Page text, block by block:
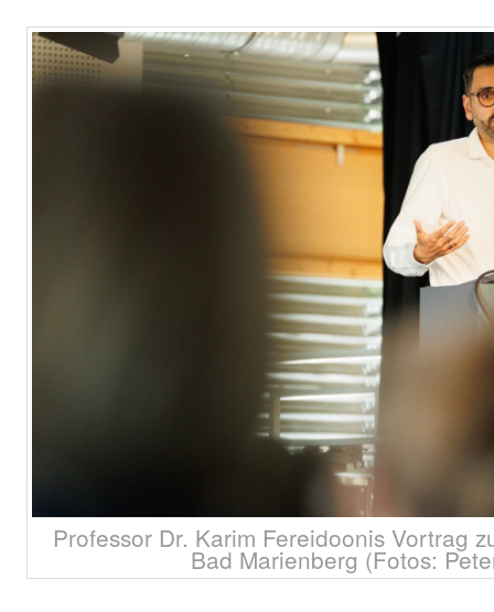
Professor Dr. Karim Fereidoonis Vortrag
Bad Marienberg (Fotos: